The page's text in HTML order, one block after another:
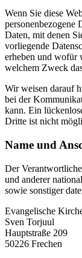
Wenn Sie diese
personenbezogene
Daten, mit denen
vorliegende
erheben und wofür
welchem Zweck
Wir weisen darauf
bei der
kann. Ein
Dritte ist nicht
Name und
Der
und anderer
sowie sonstiger
Evangelische
Sven Torjuul
Hauptstraße 209
50226 Frechen